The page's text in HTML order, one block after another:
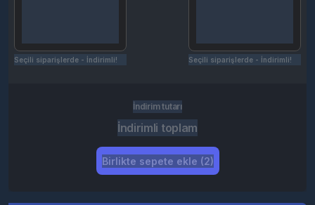
Seçili siparişlerde - İndirimli! Seçili siparişlerde - İndirimli!
İndirim tutarı
İndirimli toplam
Birlikte sepete ekle (2)